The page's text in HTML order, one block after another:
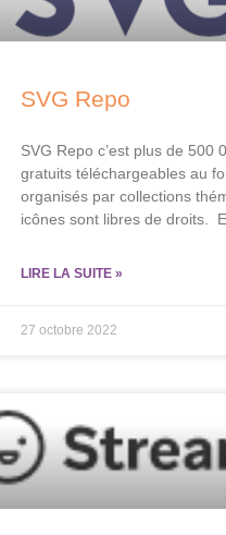
SVG Repo
SVG Repo c’est plus de 500
gratuits téléchargeables au
organisés par collections
icônes sont libres de droits.
LIRE LA SUITE »
27 octobre 2022